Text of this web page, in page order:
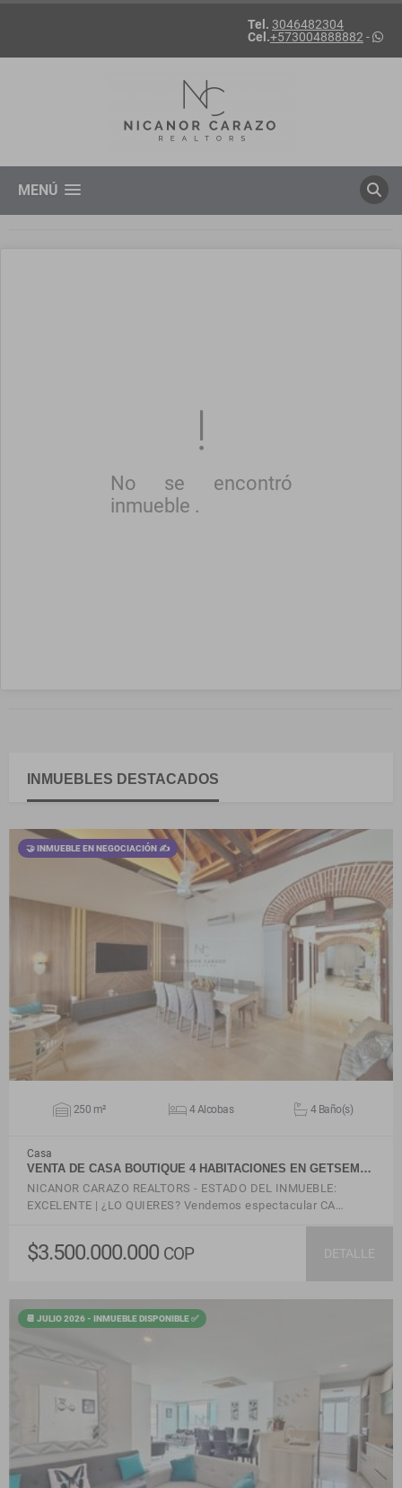
Tel. 3046482304
Cel.+573004888882 -
MENÚ
No se encontró
inmueble .
INMUEBLES DESTACADOS
🤝 INMUEBLE EN NEGOCIACIÓN ✍
VER DETALLES
250 m² 4 Alcobas 4 Baño(s)
Casa
VENTA DE CASA BOUTIQUE 4 HABITACIONES EN GETSEM…
NICANOR CARAZO REALTORS - ESTADO DEL INMUEBLE:
EXCELENTE | ¿LO QUIERES? Vendemos espectacular CA…
$3.500.000.000 COP DETALLE
📆 JULIO 2026 - INMUEBLE DISPONIBLE ✅
VER DETALLES